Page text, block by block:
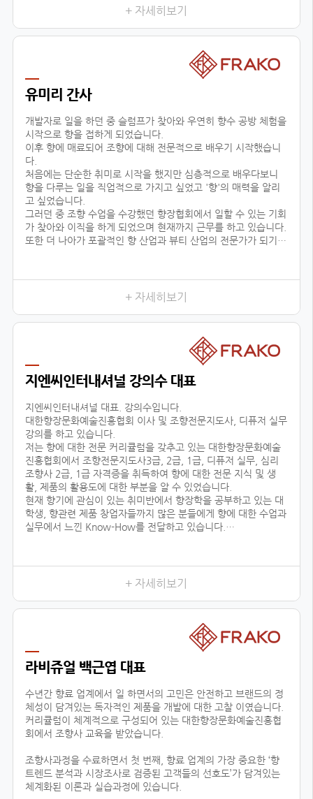
소통을 하며, 디테일한 조향 스킬을 코칭하고 있습니다.여러분 마
삶의 향기를 마음으로 맡을 수 있는 그날까지 대한향장문화예술
+ 자세히보기
유미리 간사
개발자로 일을 하던 중 슬럼프가 찾아와 우연히 향수 공방 체험을
시작으로 향을 접하게 되었습니다.
이후 향에 매료되어 조향에 대해 전문적으로 배우기 시작했습니
다.
처음에는 단순한 취미로 시작을 했지만 심층적으로 배우다보니
향을 다루는 일을 직업적으로 가지고 싶었고 '향'의 매력을 알리
고 싶었습니다.
그러던 중 조향 수업을 수강했던 향장협회에서 일할 수 있는 기회
가 찾아와 이직을 하게 되었으며 현재까지 근무를 하고 있습니다.
또한 더 나아가 포괄적인 향 산업과 뷰티 산업의 전문가가 되기
시작한다며 우려했지만
+ 자세히보기
지엔씨인터내셔널 강의수 대표
지엔씨인터내셔널 대표. 강의수입니다.
대한향장문화예술진흥협회 이사 및 조향전문지도사, 디퓨저 실무
강의를 하고 있습니다.
저는 향에 대한 전문 커리큘럼을 갖추고 있는 대한향장문화예술
진흥협회에서 조향전문지도사3급, 2급, 1급, 디퓨저 실무, 심리
조향사 2급, 1급 자격증을 취득하여 향에 대한 전문 지식 및 생
활, 제품의 활용도에 대한 부분을 알 수 있었습니다.
현재 향기에 관심이 있는 취미반에서 향장학을 공부하고 있는 대
학생, 향관련 제품 창업자들까지 많은 분들에게 향에 대한 수업과
실무에서 느낀 Know-How를 전달하고 있습니다.
등을 생산, 판매, 수출하고 있으며, 타 브랜드 제품 기획, 컨설팅
+ 자세히보기
라비쥬얼 백근엽 대표
수년간 향료 업계에서 일 하면서의 고민은 안전하고 브랜드의 정
체성이 담겨있는 독자적인 제품을 개발에 대한 고찰 이였습니다.
커리큘럼이 체계적으로 구성되어 있는 대한향장문화예술진흥협
회에서 조향사 교육을 받았습니다.
조향사과정을 수료하면서 첫 번째, 향료 업계의 가장 중요한 ‘향
트렌드 분석과 시장조사로 검증된 고객들의 선호도’가 담겨있는
체계화된 이론과 실습과정에 있습니다.